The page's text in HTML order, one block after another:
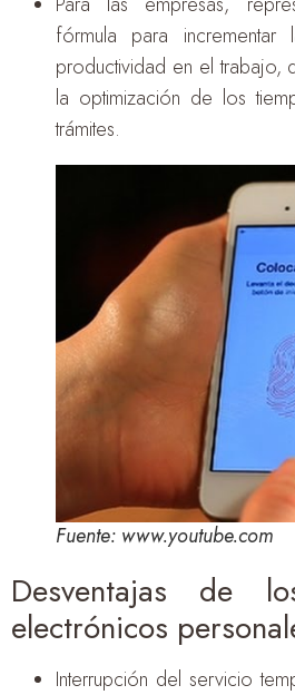
fórmula para
productividad en el trabajo,
la optimización de los
trámites.
Fuente: www.youtube.com
Desventajas de
electrónicos
Interrupción del servicio